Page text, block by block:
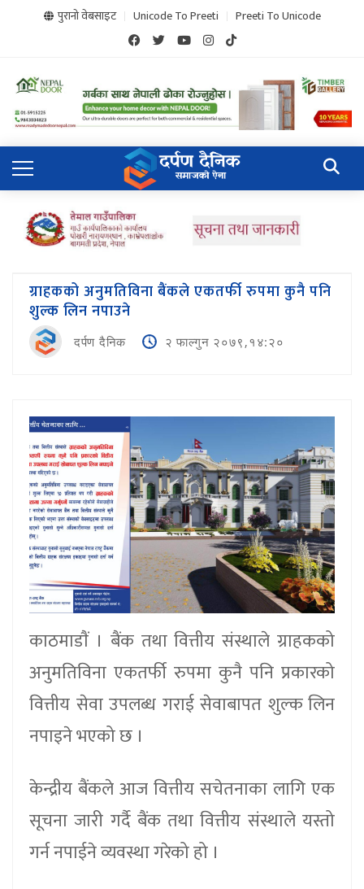
पुरानो वेबसाइट Unicode To Preeti Preeti To Unicode
ग्राहकको अनुमतिविना बैंकले एकतर्फी रुपमा कुनै पनि
शुल्क लिन नपाउने
दर्पण दैनिक २ फाल्गुन २०७९,१४:२०
काठमाडाैं । बैंक तथा वित्तीय संस्थाले ग्राहकको
अनुमतिविना एकतर्फी रुपमा कुनै पनि प्रकारको
वित्तीय सेवा उपलब्ध गराई सेवाबापत शुल्क लिन
नपाइने भएको छ ।
केन्द्रीय बैंकले आज वित्तीय सचेतनाका लागि एक
सूचना जारी गर्दै बैंक तथा वित्तीय संस्थाले यस्तो
गर्न नपाईने व्यवस्था गरेको हो ।